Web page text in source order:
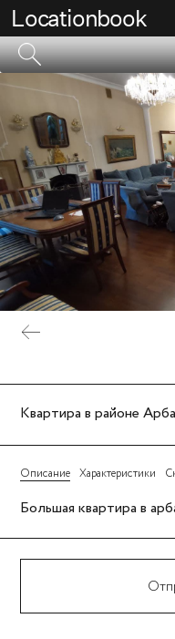
Locationbook
Квартира в районе
Описание Характеристики
Большая квартира в